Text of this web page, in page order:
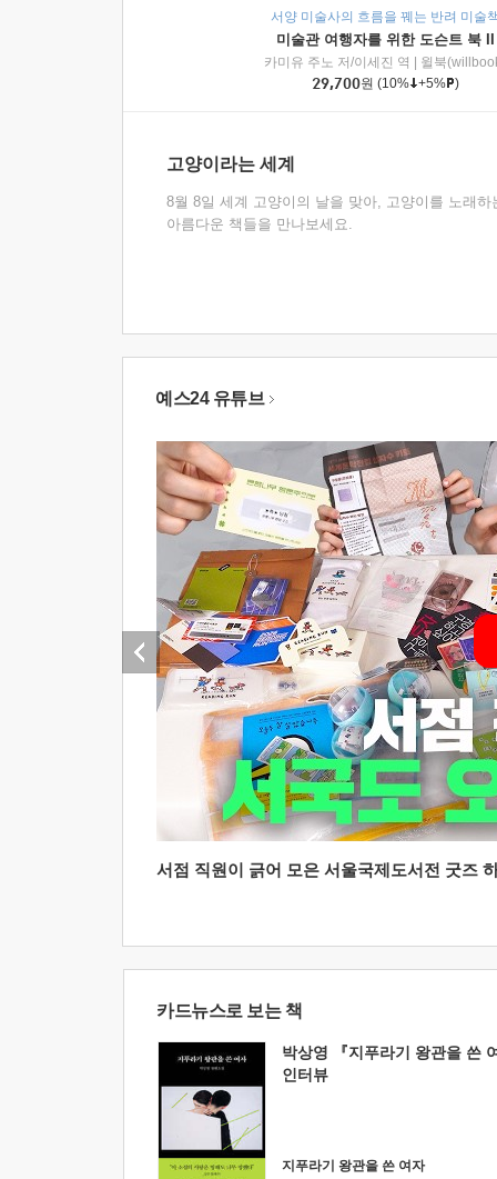
서양 미술사의 흐름을 꿰는 반려 미술
미술관 여행자를 위한 도슨트 북 II
카미유 주노 저/이세진 역
윌북
29,700원 (10% +5% )
고양이라는 세계
8월 8일 세계 고양이의 날을 맞아, 고양이를 노래하
아름다운 책들을 만나보세요.
예스24 유튜브
서점 직원이 긁어 모은 서울국제도서전 굿즈
카드뉴스로 보는 책
박상영 『지푸라기 왕관을 쓴
인터뷰
지푸라기 왕관을 쓴 여자